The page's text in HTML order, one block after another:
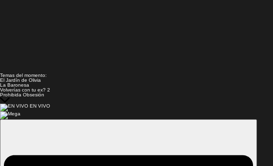
Temas del momento:
El Jardín de Olivia
La Baronesa
Volverías con tu ex? 2
Prohibida Obsesión
EN VIVO